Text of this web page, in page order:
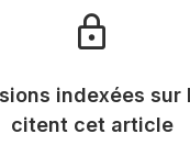
indexées sur
citent cet article